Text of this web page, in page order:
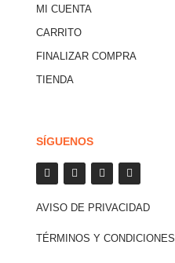
MI CUENTA
CARRITO
FINALIZAR COMPRA
TIENDA
SÍGUENOS
AVISO DE PRIVACIDAD
TÉRMINOS Y CONDICIONES